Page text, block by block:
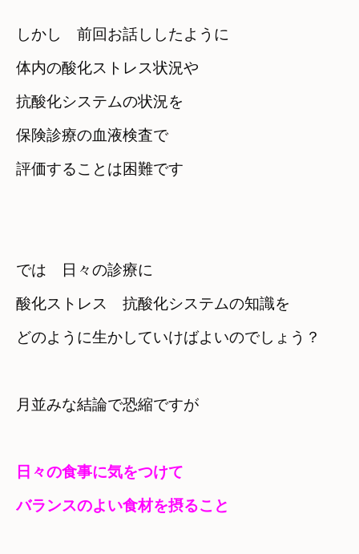
しかし　前回お話ししたように
体内の酸化ストレス状況や
抗酸化システムの状況を
保険診療の血液検査で
評価することは困難です
では　日々の診療に
酸化ストレス　抗酸化システムの知識を
どのように生かしていけばよいのでしょう？
月並みな結論で恐縮ですが
日々の食事に気をつけて
バランスのよい食材を摂ること